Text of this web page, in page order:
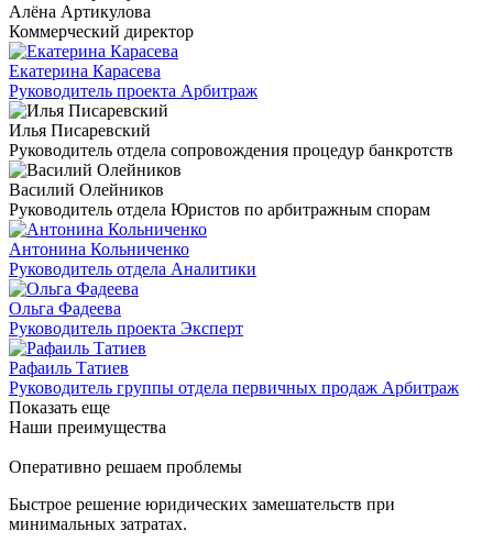
Алёна Артикулова
Коммерческий директор
Екатерина Карасева
Руководитель проекта Арбитраж
Илья Писаревский
Руководитель отдела сопровождения процедур банкротств
Василий Олейников
Руководитель отдела Юристов по арбитражным спорам
Антонина Кольниченко
Руководитель отдела Аналитики
Ольга Фадеева
Руководитель проекта Эксперт
Рафаиль Татиев
Руководитель группы отдела первичных продаж Арбитраж
Показать еще
Наши преимущества
Оперативно решаем проблемы
Быстрое решение юридических замешательств при
минимальных затратах.